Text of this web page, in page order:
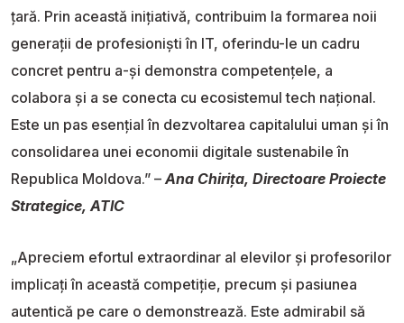
țară. Prin această inițiativă, contribuim la formarea noii
generații de profesioniști în IT, oferindu-le un cadru
concret pentru a-și demonstra competențele, a
colabora și a se conecta cu ecosistemul tech național.
Este un pas esențial în dezvoltarea capitalului uman și în
consolidarea unei economii digitale sustenabile în
Republica Moldova.” –Ana Chirița, Directoare Proiecte
Strategice, ATIC
„Apreciem efortul extraordinar al elevilor și profesorilor
implicați în această competiție, precum și pasiunea
autentică pe care o demonstrează. Este admirabil să